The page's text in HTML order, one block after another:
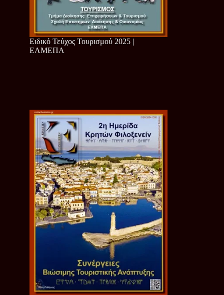
Ειδικό Τεύχος Τουρισμού 2025 |
ΕΛΜΕΠΑ